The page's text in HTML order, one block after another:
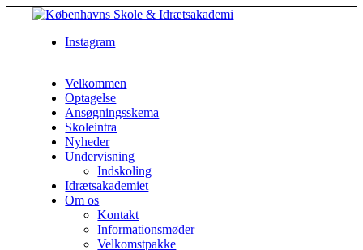
Instagram
Velkommen
Optagelse
Ansøgningsskema
Skoleintra
Nyheder
Undervisning
Indskoling
Idrætsakademiet
Om os
Kontakt
Informationsmøder
Velkomstpakke